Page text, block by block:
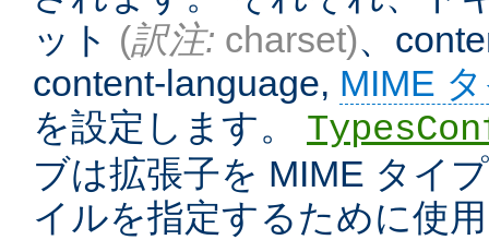
ット (訳注: charset)、
content-language, MIME
を設定します。
ブは拡張子を MIME タイ
イルを指定するために使